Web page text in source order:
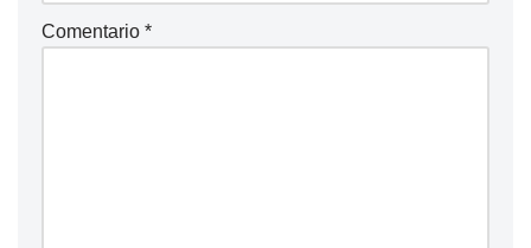
Comentario *